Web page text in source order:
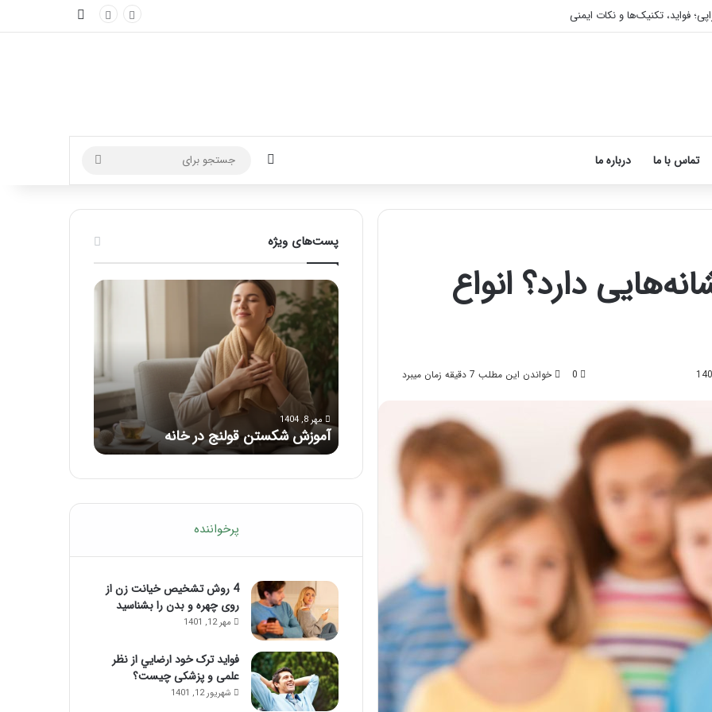
فواید، تکنیک‌ها و نکات ایمنی
تماس با ما درباره ما تغییر پوسته
برای
دارد؟ انواع
0 خواندن این مطلب 7 دقیقه زمان میبرد
پست‌های ویژه
از تزریق چربی؛
آموزش
شکستن
آموزش شکستن قولنج در خانه
ماساژ
برای
بهبود
تمرکز
ذهنی؛
با
این
حواس‌جمع
شوید!
مرداد 6, 1404
ماساژ برای بهبود تمرکز ذهنی؛ با این
ماساژ حواس‌جمع شوید!
راهنمای
بعد
از
پرخواننده
4 روش تشخیص خیانت زن از
روی چهره و بدن را بشناسید
مهر 12, 1401
فواید ترک خود ارضايي از نظر
علمی و پزشکی چیست؟
شهریور 12, 1401